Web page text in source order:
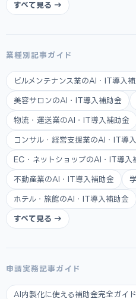
すべて見る →
業種別記事ガイド
ビルメンテナンス業のAI・IT導入
美容サロンのAI・IT導入補助金
物流・運送業のAI・IT導入補助金
コンサル・経営支援業のAI・IT導
EC・ネットショップのAI・IT導入
不動産業のAI・IT導入補助金
ホテル・旅館のAI・IT導入補助金
すべて見る →
申請実務記事ガイド
AI内製化に使える補助金完全ガイ